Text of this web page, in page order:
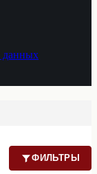
данных
ФИЛЬТРЫ